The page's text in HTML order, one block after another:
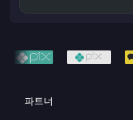
파트너